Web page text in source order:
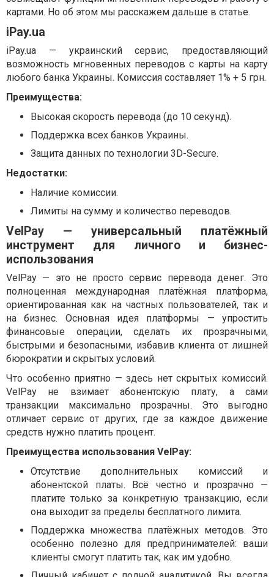
картами. Но об этом мы расскажем дальше в статье.
iPay.ua
iPay.ua — украинский сервис, предоставляющий
возможность мгновенных переводов с карты на карту
любого банка Украины. Комиссия составляет 1% + 5 грн.
Преимущества:
Высокая скорость перевода (до 10 секунд).
Поддержка всех банков Украины.
Защита данных по технологии 3D-Secure.
Недостатки:
Наличие комиссии.
Лимиты на сумму и количество переводов.
VelPay — универсальный платёжный
инструмент для личного и бизнес-
использования
VelPay — это не просто сервис перевода денег. Это
полноценная международная платёжная платформа,
ориентированная как на частных пользователей, так и
на бизнес. Основная идея платформы — упростить
финансовые операции, сделать их прозрачными,
быстрыми и безопасными, избавив клиента от лишней
бюрократии и скрытых условий.
Что особенно приятно — здесь нет скрытых комиссий.
VelPay не взимает абонентскую плату, а сами
транзакции максимально прозрачны. Это выгодно
отличает сервис от других, где за каждое движение
средств нужно платить процент.
Преимущества использования VelPay:
Отсутствие дополнительных комиссий и
абонентской платы. Всё честно и прозрачно —
платите только за конкретную транзакцию, если
она выходит за пределы бесплатного лимита.
Поддержка множества платёжных методов. Это
особенно полезно для предпринимателей: ваши
клиенты смогут платить так, как им удобно.